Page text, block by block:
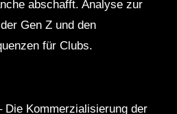
abschafft. Analyse zur
Gen Z und den
für Clubs.
Die Kommerzialisierung der